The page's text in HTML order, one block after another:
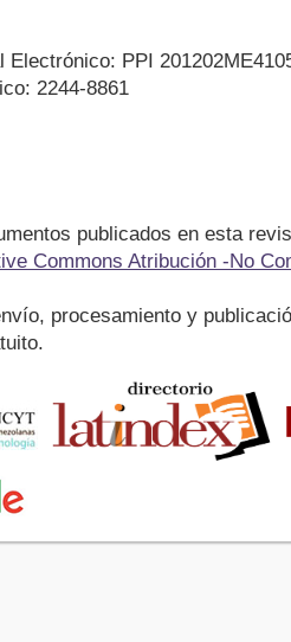
Electrónico: PPI
2244-8861
publicados en esta
Commons Atribución -No
procesamiento y